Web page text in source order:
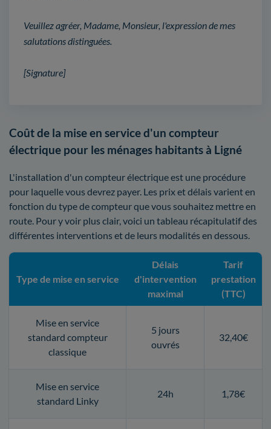
Veuillez agréer, Madame, Monsieur, l'expression de mes
salutations distinguées.
[Signature]
Coût de la mise en service d'un compteur
électrique pour les ménages habitants à Ligné
L'installation d'un compteur électrique est une procédure
pour laquelle vous devrez payer. Les prix et délais varient en
fonction du type de compteur que vous souhaitez mettre en
route. Pour y voir plus clair, voici un tableau récapitulatif des
différentes interventions et de leurs modalités en dessous.
Type de mise en service
Délais
d'intervention
maximal
Tarif
prestation
(TTC)
Mise en service
standard compteur
classique
5 jours
ouvrés
32,40€
Mise en service
standard Linky
24h 1,78€